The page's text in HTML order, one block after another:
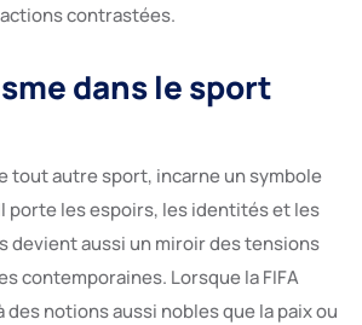
contrastées.
dans le sport
tout autre sport, incarne un symbole
porte les espoirs, les identités et les
devient aussi un miroir des tensions
contemporaines. Lorsque la FIFA
des notions aussi nobles que la paix ou